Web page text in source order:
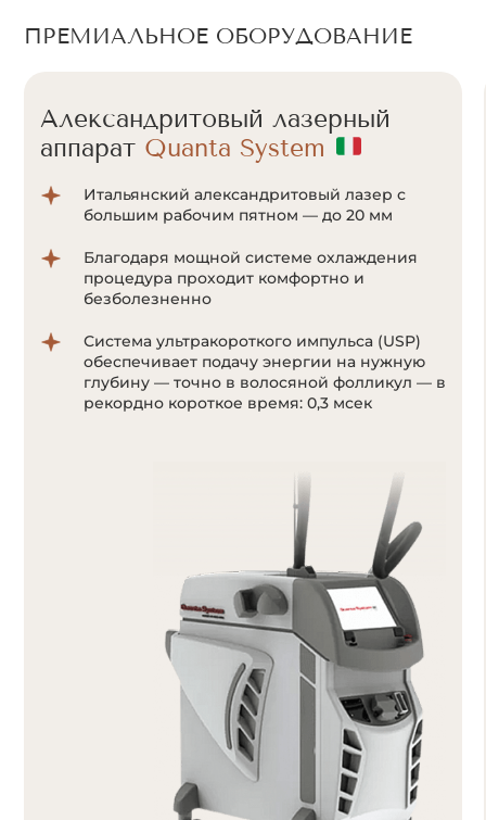
ПРЕМИАЛЬНОЕ ОБОРУДОВАНИЕ
Александритовый лазерный
аппарат Quanta System
Итальянский александритовый лазер с
большим рабочим пятном — до 20 мм
Благодаря мощной системе охлаждения
процедура проходит комфортно и
безболезненно
Система ультракороткого импульса (USP)
обеспечивает подачу энергии на нужную
глубину — точно в волосяной фолликул — в
рекордно короткое время: 0,3 мсек